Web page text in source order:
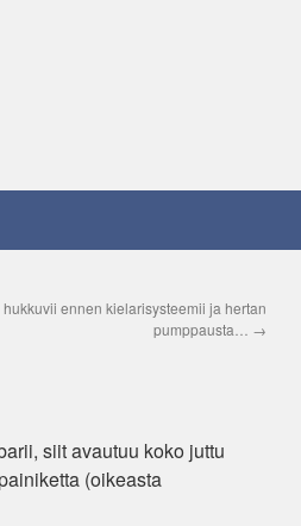
ennen kielarisysteemii ja hertan
pumppausta… →
siit avautuu koko juttu
(oikeasta